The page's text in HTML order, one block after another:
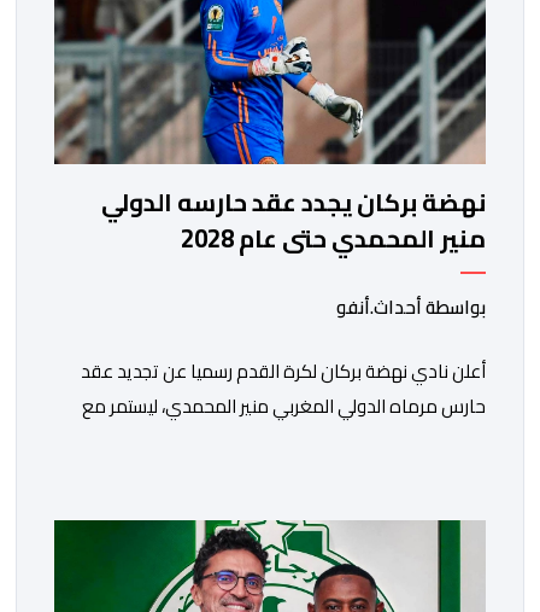
نهضة بركان يجدد عقد حارسه الدولي
منير المحمدي حتى عام 2028
بواسطة أحداث.أنفو
​أعلن نادي نهضة بركان لكرة القدم رسميا عن تجديد عقد
حارس مرماه الدولي المغربي منير المحمدي، ليستمر مع
الاجتماعي، مصحوبا بعبارة “الرحلة مستمرة”، في إشارة إلى
رغبة الإدارة في الحفاظ على ركائز الفريق والتعزيز من
استقراره الفني […]